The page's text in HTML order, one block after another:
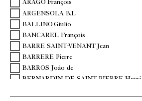
ARAGO François
ARGENSOLA B.L
BALLINO Giulio
BANCAREL François
BARRE SAINT-VENANT Jean
BARRERE Pierre
BARROS Joào de
BERNARDIN DE SAINT PIERRE Henri